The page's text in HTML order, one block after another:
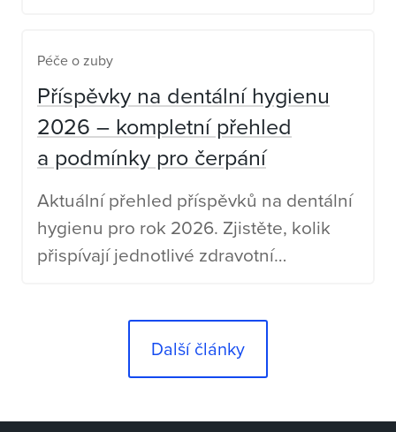
Péče o zuby
Příspěvky na dentální hygienu
2026 – kompletní přehled
a podmínky pro čerpání
Aktuální přehled příspěvků na dentální
hygienu pro rok 2026. Zjistěte, kolik
přispívají jednotlivé zdravotní
Další články